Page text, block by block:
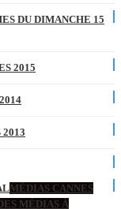
DU DIMANCHE 15
2015
MÉDIAS CANNES
MÉDIAS À